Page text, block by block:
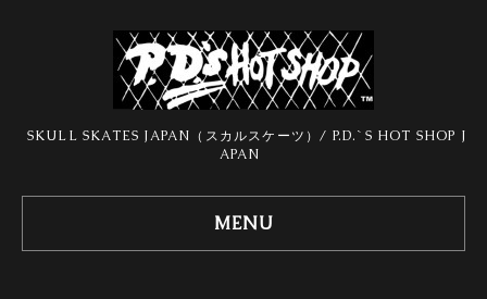
SKULL SKATES JAPAN（スカルスケーツ）/ P.D.`S HOT SHOP J
APAN
MENU